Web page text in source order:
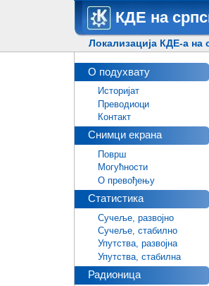
КДЕ на
Локализација КДЕ-а на
О подухвату
Историјат
Преводиоци
Контакт
Снимци екрана
Површ
Могућности
О превођењу
Статистика
Сучеље, развојно
Сучеље, стабилно
Упутства, развојна
Упутства, стабилна
Радионица